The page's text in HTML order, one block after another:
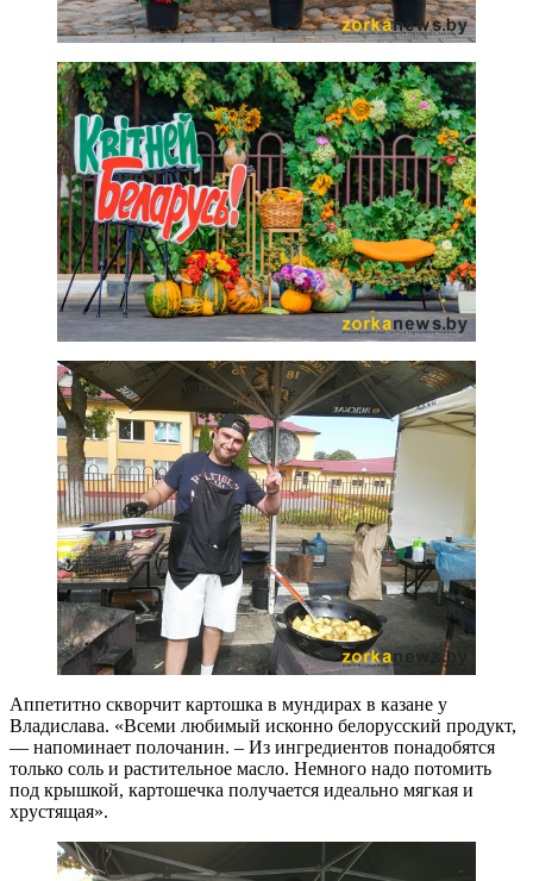
Аппетитно скворчит картошка в мундирах в казане у
Владислава. «Всеми любимый исконно белорусский продукт,
— напоминает полочанин. – Из ингредиентов понадобятся
только соль и растительное масло. Немного надо потомить
под крышкой, картошечка получается идеально мягкая и
хрустящая».